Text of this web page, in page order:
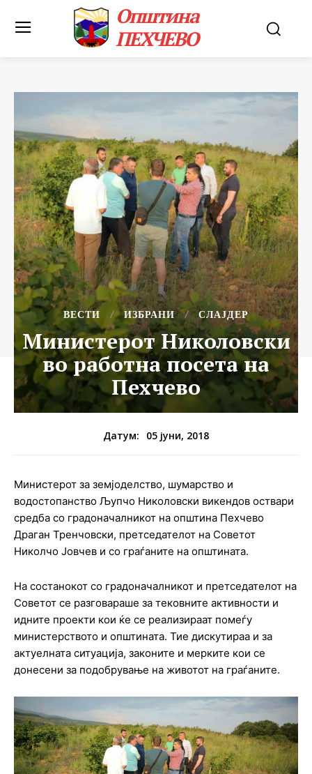
Општина
ПЕХЧЕВО
ВЕСТИ ИЗБРАНИ СЛАЈДЕР
Министерот Николовски
во работна посета на
Пехчево
Датум: 05 јуни, 2018
Министерот за земјоделство, шумарство и
водостопанство Љупчо Николовски викендов оствари
средба со градоначалникот на општина Пехчево
Драган Тренчовски, претседателот на Советот
Николчо Јовчев и со граѓаните на општината.
На состанокот со градоначалникот и претседателот на
Советот се разговараше за тековните активности и
идните проекти кои ќе се реализираат помеѓу
министерството и општината. Тие дискутираа и за
актуелната ситуација, законите и мерките кои се
донесени за подобрување на животот на граѓаните.